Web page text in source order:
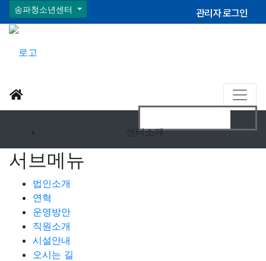
송파청소년센터 관리자 로그인
센터소개
서브메뉴
법인소개
연혁
운영방안
직원소개
시설안내
오시는 길